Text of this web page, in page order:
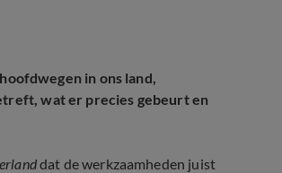
in ons land,
wat er precies gebeurt en
dat de werkzaamheden juist